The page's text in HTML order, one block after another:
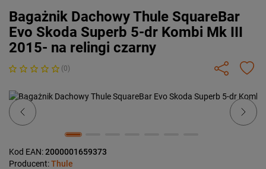
Bagażnik Dachowy Thule SquareBar
Evo Skoda Superb 5-dr Kombi Mk III
2015- na relingi czarny
(0)
Previous Next
Kod EAN:2000001659373
Producent:Thule